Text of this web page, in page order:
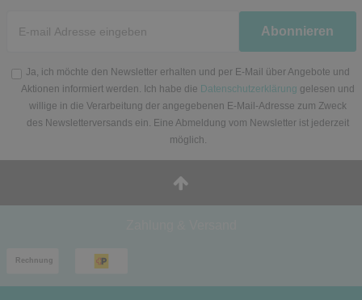
Honig
Abonnieren
Ja, ich möchte den Newsletter erhalten und per E-Mail über Angebote und
Aktionen informiert werden. Ich habe die Datenschutzerklärung gelesen und
willige in die Verarbeitung der angegebenen E-Mail-Adresse zum Zweck
des Newsletterversands ein. Eine Abmeldung vom Newsletter ist jederzeit
möglich.